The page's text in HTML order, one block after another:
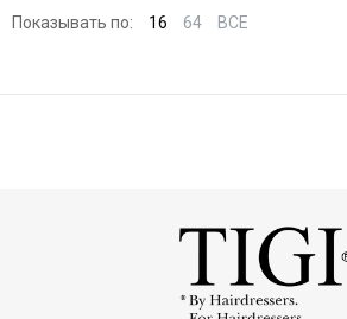
Показывать по: 16 64 ВСЕ